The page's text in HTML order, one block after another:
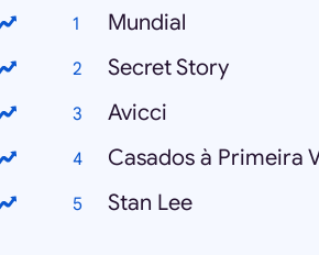
Mundial
Secret Story
Avicci
Casados à Primeira
Stan Lee